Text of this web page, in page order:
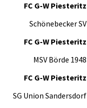
FC G-W Piesteritz
Schönebecker SV
FC G-W Piesteritz
MSV Börde 1948
FC G-W Piesteritz
SG Union Sandersdorf